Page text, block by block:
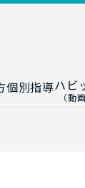
個別指導ハビ
（動